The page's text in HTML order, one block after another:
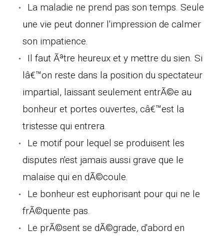
La maladie ne prend pas son temps. Seule
une vie peut donner l'impression de calmer
son impatience.
Il faut Ãªtre heureux et y mettre du sien. Si
lâ€™on reste dans la position du spectateur
impartial, laissant seulement entrÃ©e au
bonheur et portes ouvertes, câ€™est la
tristesse qui entrera.
Le motif pour lequel se produisent les
disputes n'est jamais aussi grave que le
malaise qui en dÃ©coule.
Le bonheur est euphorisant pour qui ne le
frÃ©quente pas.
Le prÃ©sent se dÃ©grade, d'abord en